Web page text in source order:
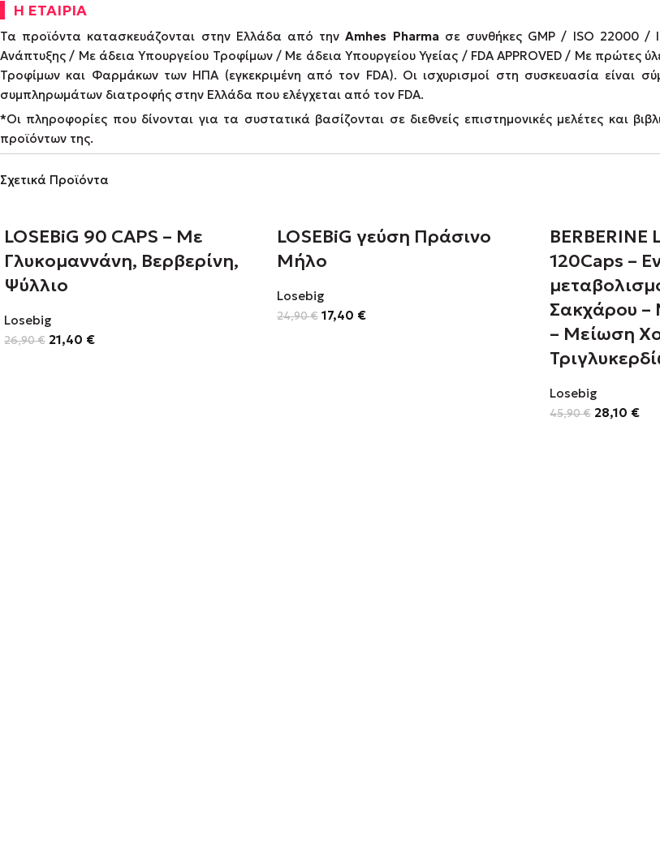
Η ΕΤΑΙΡΙΑ
Τα προϊόντα κατασκευάζονται στην Ελλάδα από τηνAmhes Pharmaσε συνθήκες GMP / ISO 22000 /
Ανάπτυξης / Με άδεια Υπουργείου Τροφίμων / Με άδεια Υπουργείου Υγείας / FDA APPROVED / Με πρώτες
Τροφίμων και Φαρμάκων των ΗΠΑ (εγκεκριμένη από τον FDA). Οι ισχυρισμοί στη συσκευασία είναι
συμπληρωμάτων διατροφής στην Ελλάδα που ελέγχεται από τον FDA.
*Οι πληροφορίες που δίνονται για τα συστατικά βασίζονται σε διεθνείς επιστημονικές μελέτες και
προϊόντων της.
Σχετικά Προϊόντα
LOSEBiG 90 CAPS – Με
Γλυκομαννάνη, Βερβερίνη,
Ψύλλιο
Losebig
26,90€ 21,40 €
LOSEBiG γεύση Πράσινο
Μήλο
Losebig
24,90€ 17,40 €
BERBERINE
120Caps –
Σακχάρου –
– Μείωση
Losebig
45,90€ 28,10 €